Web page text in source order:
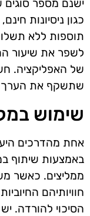
ישנם מספר סוגים
כגון ניסיונות
תוספות ללא
לשפר את שיעור
של האפליקציה.
שתשקף את הערך
שימוש
אחת מהדרכים
באמצעות שיתוף
ממליצים. כאשר
חוויותיהם
הסיכוי להורדה.